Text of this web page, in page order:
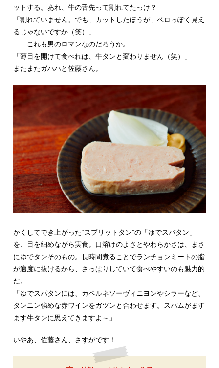
ットする。あれ、牛の舌先って割れてたっけ？
「割れていません。でも、カットしたほうが、ベロっぽく見え
るじゃないですか（笑）」
……これも男のロマンなのだろうか。
「薄目を開けて食べれば、牛タンと変わりません（笑）」
またまたガハハと佐藤さん。
かくしてでき上がった“スプリットタン”の「ゆでスパタン」
を、目を細めながら実食。口溶けのよさとやわらかさは、まさ
にゆでタンそのもの。長時間煮ることでランチョンミートの脂
が適度に抜けるから、さっぱりしていて食べやすいのも魅力的
だ。
「ゆでスパタンには、カベルネソーヴィニヨンやシラーなど、
タンニン強めな赤ワインをガツンと合わせます。スパムがます
ます牛タンに思えてきますよ～」
いやあ、佐藤さん、さすがです！